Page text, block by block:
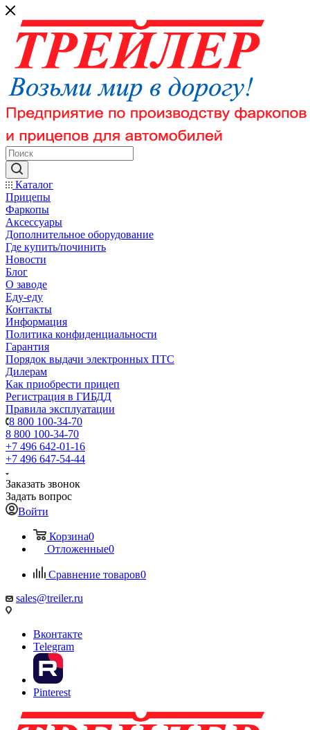
Каталог
Прицепы
Фаркопы
Аксессуары
Дополнительное оборудование
Где купить/починить
Новости
Блог
О заводе
Еду-еду
Контакты
Информация
Политика конфиденциальности
Гарантия
Порядок выдачи электронных ПТС
Дилерам
Как приобрести прицеп
Регистрация в ГИБДД
Правила эксплуатации
8 800 100-34-70
8 800 100-34-70
+7 496 642-01-16
+7 496 647-54-44
Заказать звонок
Задать вопрос
Войти
Корзина0
Отложенные0
Сравнение товаров0
sales@treiler.ru
Вконтакте
Telegram
Pinterest